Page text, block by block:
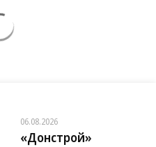
06.08.2026
«Донстрой»